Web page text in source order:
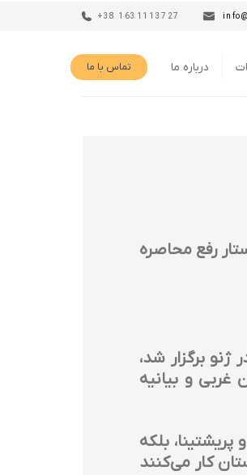
+38 1631113727
درباره ما تماس با ما
آوری می کند، خواستار رفع محاصره
برگزار شد،
و بیانیه
بلکه
کار می‌کنند